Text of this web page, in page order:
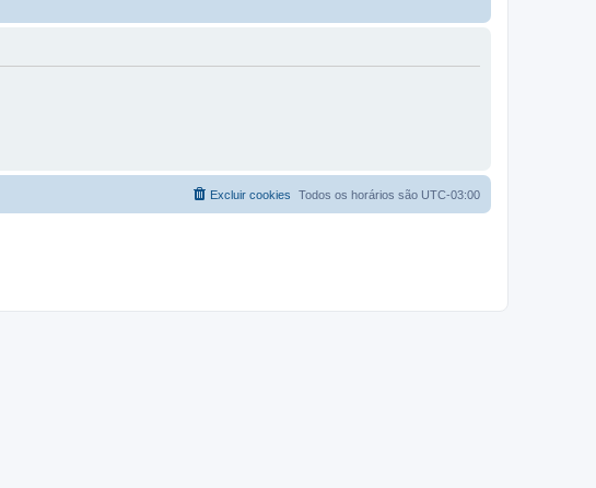
Todos os horários são UTC-03:00
Excluir cookies